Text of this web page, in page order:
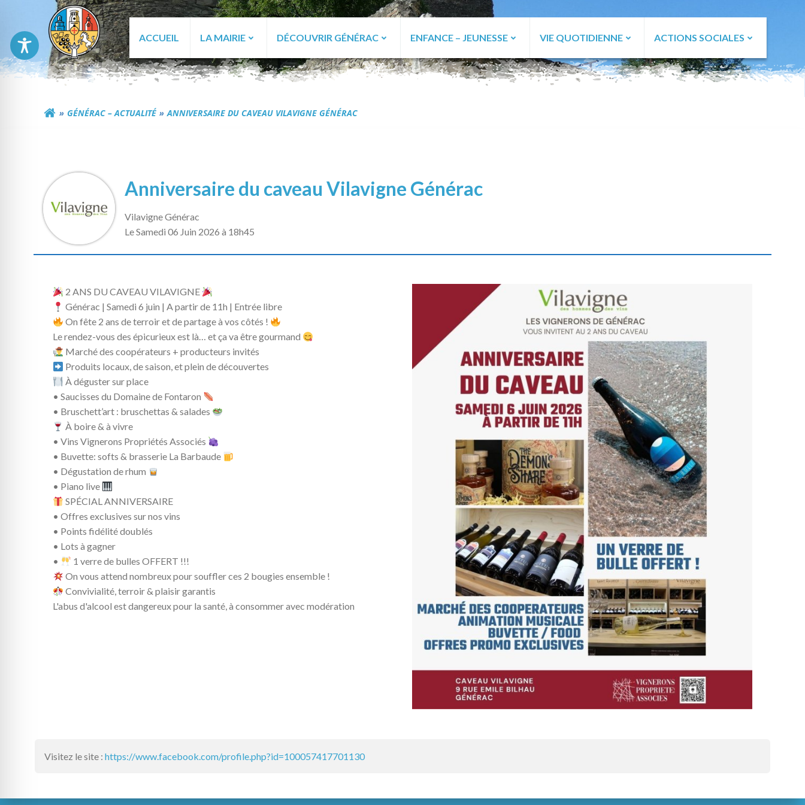
contenu
Commune de Générac
ACCUEIL LA MAIRIE DÉCOUVRIR GÉNÉRAC ENFANCE – JEUNESSE VIE QUOTIDIENNE ACTIONS SOCIALES
GÉNÉRAC – ACTUALITÉ ANNIVERSAIRE DU CAVEAU VILAVIGNE GÉNÉRAC
Anniversaire du caveau Vilavigne Générac
Vilavigne Générac
Le Samedi 06 Juin 2026 à 18h45
2 ANS DU CAVEAU VILAVIGNE
Générac | Samedi 6 juin | A partir de 11h | Entrée libre
On fête 2 ans de terroir et de partage à vos côtés !
Le rendez-vous des épicurieux est là… et ça va être gourmand
Marché des coopérateurs + producteurs invités
Produits locaux, de saison, et plein de découvertes
À déguster sur place
• Saucisses du Domaine de Fontaron
• Bruschett’art : bruschettas & salades
À boire & à vivre
• Vins Vignerons Propriétés Associés
• Buvette: softs & brasserie La Barbaude
• Dégustation de rhum
• Piano live
SPÉCIAL ANNIVERSAIRE
• Offres exclusives sur nos vins
• Points fidélité doublés
• Lots à gagner
•
1 verre de bulles OFFERT !!!
On vous attend nombreux pour souffler ces 2 bougies ensemble !
Convivialité, terroir & plaisir garantis
L'abus d'alcool est dangereux pour la santé, à consommer avec modération
Visitez le site : https://www.facebook.com/profile.php?id=100057417701130